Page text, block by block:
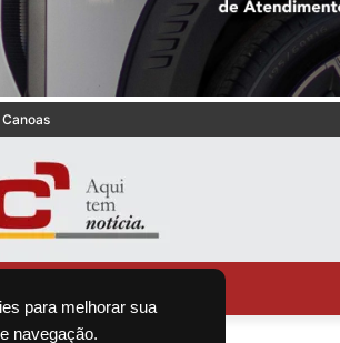
para melhorar sua
navegação.
Canoas